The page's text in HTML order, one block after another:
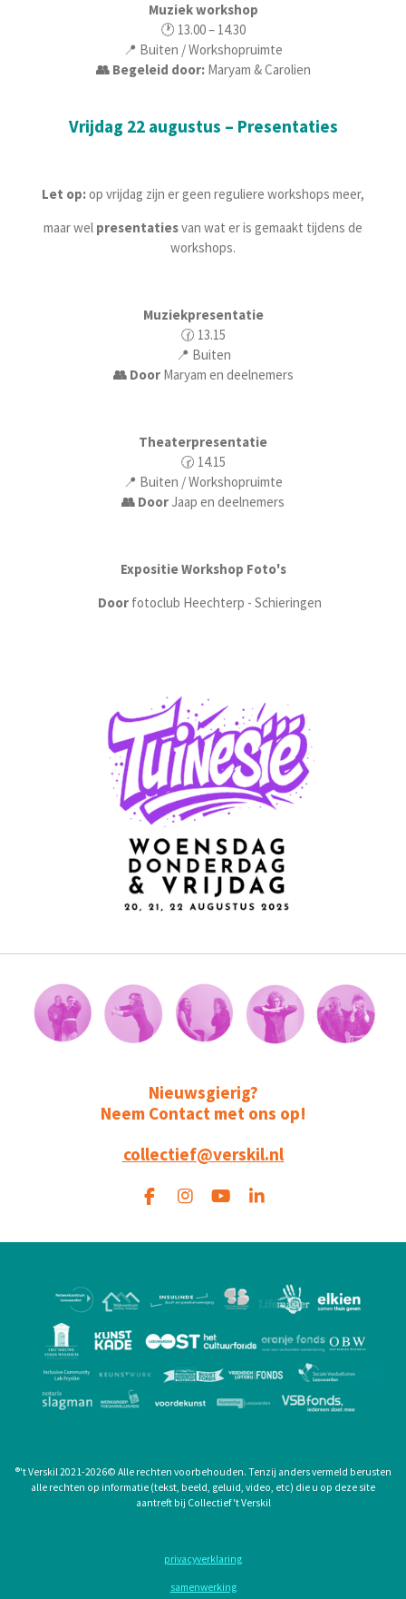
Muziek workshop
🕐 13.00 – 14.30
📍 Buiten / Workshopruimte
👥 Begeleid door:Maryam & Carolien
Vrijdag 22 augustus – Presentaties
Let op:op vrijdag zijn er geen reguliere workshops meer,
maar wel presentatiesvan wat er is gemaakt tijdens de
workshops.
Muziekpresentatie
🕜 13.15
📍 Buiten
👥 DoorMaryam en deelnemers
Theaterpresentatie
🕝 14.15
📍 Buiten / Workshopruimte
👥 DoorJaap en deelnemers
Expositie Workshop Foto's
Door fotoclub Heechterp - Schieringen
Nieuwsgierig?
Neem Contact met ons op!
collectief@verskil.nl
F
o
I
r
m
Y
e
L
®'t Verskil 2021-2026© Alle rechten voorbehouden. Tenzij anders vermeld berusten
alle rechten op informatie (tekst, beeld, geluid, video, etc) die u op deze site
aantreft bij Collectief 't Verskil
privacyverklaring
samenwerking